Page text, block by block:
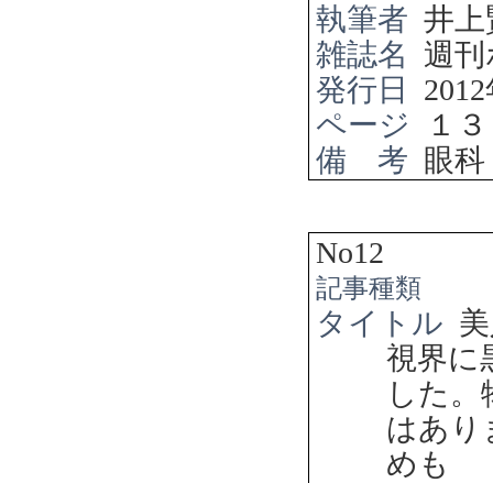
執筆者 井上
雑誌名
週
発行日
2012
ページ
１
備 考 眼
No12
記事種類
タイトル
視界に
した
はあり
めも